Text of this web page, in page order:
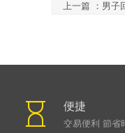
上一篇 ： 男子
便捷
交易便利 節省